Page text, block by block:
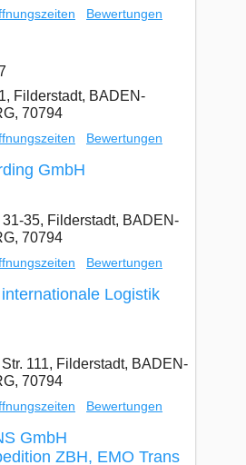
Bewertungen
Filderstadt, BADEN-
70794
Bewertungen
GmbH
31-35, Filderstadt, BADEN-
70794
Bewertungen
Logistik
111, Filderstadt, BADEN-
70794
Bewertungen
GmbH
ZBH, EMO Trans